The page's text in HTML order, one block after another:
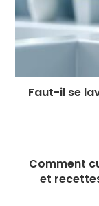
Faut-il se
Comment
et